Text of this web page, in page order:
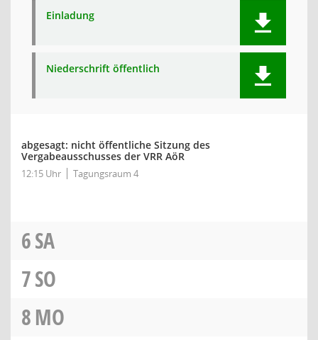
Einladung
Niederschrift öffentlich
abgesagt: nicht öffentliche Sitzung des
Vergabeausschusses der VRR AöR
12:15 Uhr Tagungsraum 4
6SA
7SO
8MO